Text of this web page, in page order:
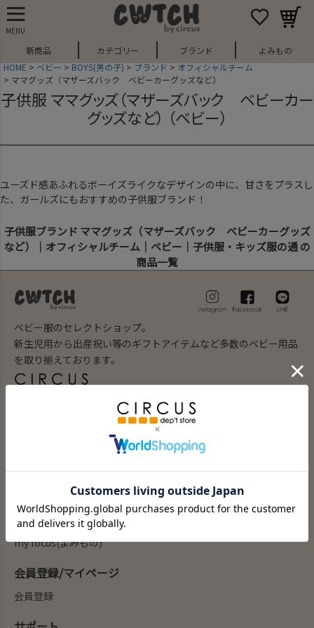
MENU
新商品 カテゴリー ブランド
よみもの
HOME
ベビー BOYS(男の子) ブランド
オフィシャルチーム
ママグッズ（マザーズバック ベビーカーグッズなど）
子供服 ママグッズ（マザーズバック ベビーカー
グッズなど） （ベビー）
ユーズド感あふれるボーイズライクなデザインの中に、甘さをプラスし
た、ガールズにもおすすめの子供服ブランド！
子供服ブランド ママグッズ（マザーズバック ベビーカーグッズ
など）｜オフィシャルチーム｜ベビー｜子供服・キッズ服の通 の
商品一覧
ベビー服のセレクトショップ。
新生児用から出産祝い等のギフトアイテムなど多数のベビー用品
を取り揃えております。
ブランド子供服のセレクトショップ。
100以上の子供服ブランドの通販を行っています。
商品を探す
カテゴリー
ブランド
my focus(よみもの)
会員登録/マイページ
会員登録